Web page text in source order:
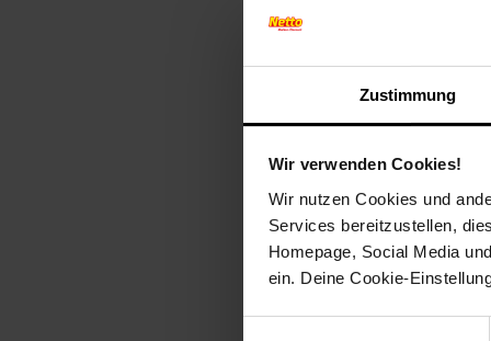
Zustimmung
Wir verwenden Cookies!
Wir nutzen Cookies und
Services bereitzustellen,
Homepage, Social Media
ein. Deine Cookie-Zu den